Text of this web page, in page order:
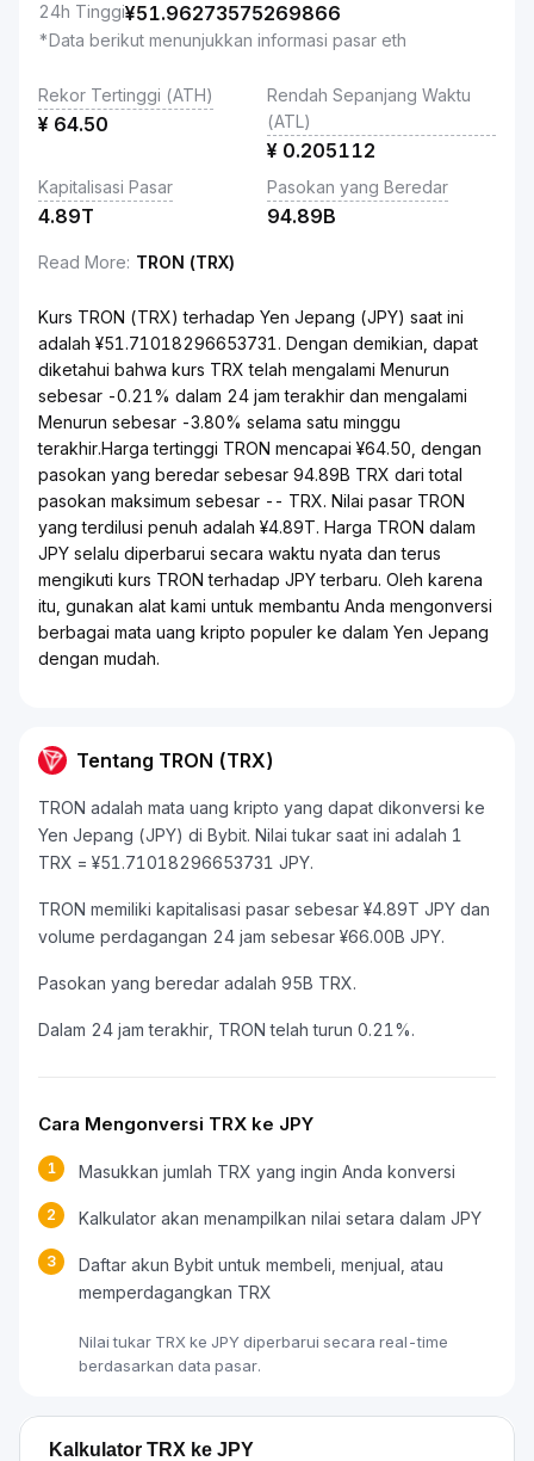
24h Tinggi¥51.96273575269866
*Data berikut menunjukkan informasi pasar eth
Rekor Tertinggi (ATH)
¥ 64.50
Rendah Sepanjang Waktu
(ATL)
¥ 0.205112
Kapitalisasi Pasar
4.89T
Pasokan yang Beredar
94.89B
Read More: TRON (TRX)
Kurs TRON (TRX) terhadap Yen Jepang (JPY) saat ini
adalah ¥51.71018296653731. Dengan demikian, dapat
diketahui bahwa kurs TRX telah mengalami Menurun
sebesar -0.21% dalam 24 jam terakhir dan mengalami
Menurun sebesar -3.80% selama satu minggu
terakhir.Harga tertinggi TRON mencapai ¥64.50, dengan
pasokan yang beredar sebesar 94.89B TRX dari total
pasokan maksimum sebesar -- TRX. Nilai pasar TRON
yang terdilusi penuh adalah ¥4.89T. Harga TRON dalam
JPY selalu diperbarui secara waktu nyata dan terus
mengikuti kurs TRON terhadap JPY terbaru. Oleh karena
itu, gunakan alat kami untuk membantu Anda mengonversi
berbagai mata uang kripto populer ke dalam Yen Jepang
dengan mudah.
Tentang TRON (TRX)
TRON adalah mata uang kripto yang dapat dikonversi ke
Yen Jepang (JPY) di Bybit. Nilai tukar saat ini adalah 1
TRX = ¥51.71018296653731 JPY.
TRON memiliki kapitalisasi pasar sebesar ¥4.89T JPY dan
volume perdagangan 24 jam sebesar ¥66.00B JPY.
Pasokan yang beredar adalah 95B TRX.
Dalam 24 jam terakhir, TRON telah turun 0.21%.
Cara Mengonversi TRX ke JPY
1 Masukkan jumlah TRX yang ingin Anda konversi
2 Kalkulator akan menampilkan nilai setara dalam JPY
3
Daftar akun Bybit untuk membeli, menjual, atau
memperdagangkan TRX
Nilai tukar TRX ke JPY diperbarui secara real-time
berdasarkan data pasar.
Kalkulator TRX ke JPY